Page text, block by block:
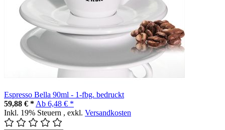
Espresso Bella 90ml - 1-fbg. bedruckt
59,88 € * Ab 6,48 € *
Inkl. 19% Steuern , exkl. Versandkosten